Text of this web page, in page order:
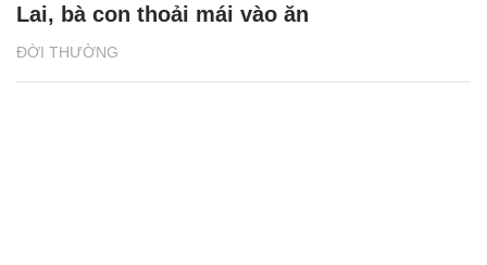
ĐỜI THƯỜNG
Lai, bà con thoải mái vào ăn